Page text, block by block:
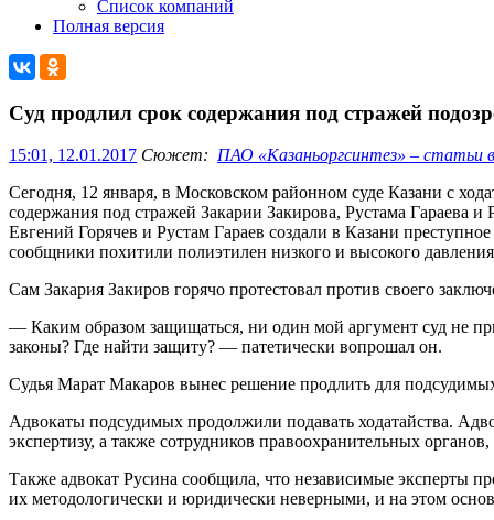
Список компаний
Полная версия
Суд продлил срок содержания под стражей
15:01, 12.01.2017 Сюжет: ПАО «Казаньоргсинтез» – статьи в
Сегодня, 12 января, в Московском районном суде Казани с
содержания под стражей Закарии Закирова, Рустама Гараева
Евгений Горячев и Рустам Гараев создали в Казани
сообщники похитили полиэтилен низкого и высокого
Сам Закария Закиров горячо протестовал против своего
— Каким образом защищаться, ни один мой аргумент суд не
законы? Где найти защиту? — патетически вопрошал он.
Судья Марат Макаров вынес решение продлить для
Адвокаты подсудимых продолжили подавать ходатайства.
экспертизу, а также сотрудников правоохранительных
Также адвокат Русина сообщила, что независимые эксперты
их методологически и юридически неверными, и на этом